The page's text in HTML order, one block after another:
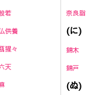
若
供養
猩々
天
奈良詣
(に)
錦木
錦戸
(ぬ)